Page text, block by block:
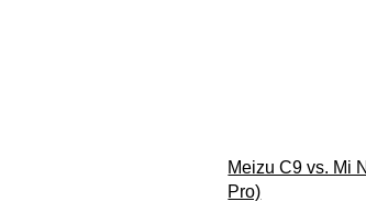
Meizu C9 vs. Mi
Pro)